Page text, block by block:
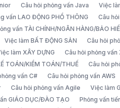
Câu hỏi phỏng vấn Java
Việc
vấn LAO ĐỘNG PHỔ THÔNG Câu
vấn TÀI CHÍNH/NGÂN HÀNG/BẢO
Việc làm BẤT ĐỘNG SẢN Câu hỏi
làm XÂY DỰNG Câu hỏi phỏng vấn
TOÁN/KIỂM TOÁN/THUẾ
Câu hỏi
vấn C# Câu hỏi phỏng vấn AWS
Câu hỏi phỏng vấn Agile
Việc làm
GIÁO DỤC/ĐÀO TẠO Phỏng vấn